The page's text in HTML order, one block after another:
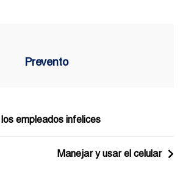
Prevento
empleados infelices
Manejar y usar el celular